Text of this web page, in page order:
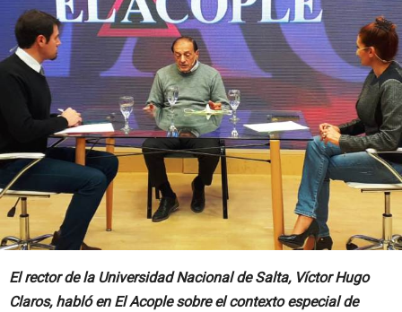
El rector de la Universidad Nacional de Salta, Víctor Hugo
Claros, habló en El Acople sobre el contexto especial de